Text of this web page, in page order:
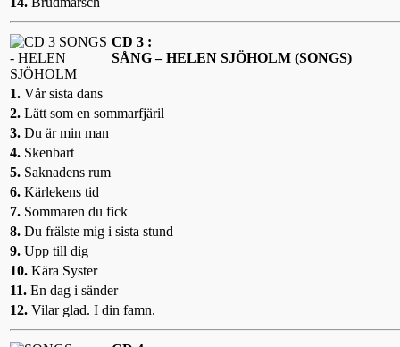
CD 3 :
SÅNG – HELEN SJÖHOLM (SONGS)
1. Vår sista dans
2. Lätt som en sommarfjäril
3. Du är min man
4. Skenbart
5. Saknadens rum
6. Kärlekens tid
7. Sommaren du fick
8. Du frälste mig i sista stund
9. Upp till dig
10. Kära Syster
11. En dag i sänder
12. Vilar glad. I din famn.